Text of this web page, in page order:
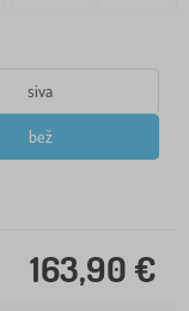
siva
bež
163,90 €